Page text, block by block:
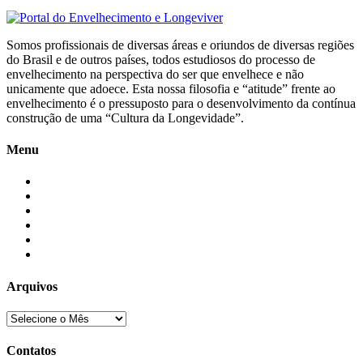
Somos profissionais de diversas áreas e oriundos de diversas regiões
do Brasil e de outros países, todos estudiosos do processo de
envelhecimento na perspectiva do ser que envelhece e não
unicamente que adoece. Esta nossa filosofia e “atitude” frente ao
envelhecimento é o pressuposto para o desenvolvimento da contínua
construção de uma “Cultura da Longevidade”.
Menu
Arquivos
Contatos